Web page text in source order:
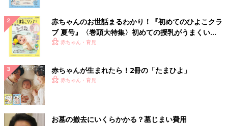
赤ちゃんのお世話まるわかり！『初めてのひよこクラ
ブ 夏号』〈巻頭大特集〉初めての授乳がうまくい
く！ おっぱい・ミルクの基本と夏のトラブル 解決テ
赤ちゃん・育児
赤ちゃんが生まれたら！2冊の「たまひよ」
赤ちゃん・育児
お墓の撤去にいくらかかる？墓じまい費用